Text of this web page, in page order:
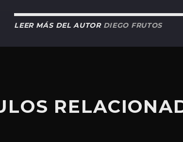
LEER MÁS DEL AUTOR DIEGO FRUTOS